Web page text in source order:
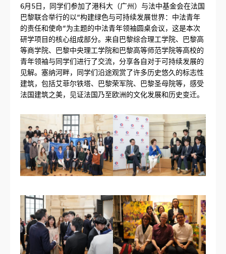
6月5日，同学们参加了港科大（广州）与法中基金会在法国
巴黎联合举行的以“构建绿色与可持续发展世界：中法青年
的责任和使命”为主题的中法青年领袖圆桌会议，这是本次
研学项目的核心组成部分。来自巴黎综合理工学院、巴黎高
等商学院、巴黎中央理工学院和巴黎高等师范学院等高校的
青年领袖与同学们进行了交流，分享各自对于可持续发展的
见解。塞纳河畔，同学们沿途观赏了许多历史悠久的标志性
建筑，包括艾菲尔铁塔、巴黎荣军院、巴黎圣母院等，感受
法国建筑之美，见证法国乃至欧洲的文化发展和历史变迁。